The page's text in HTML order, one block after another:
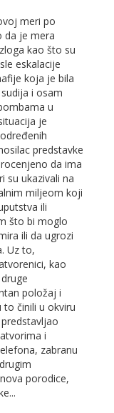
meri po
da je mera
kao što su
eskalacije
koja je bila
i osam
u
je
predstavke
da ima
su ukazivali na
miljeom koji
ili
što bi moglo
ili da ugrozi
Uz to,
kao
položaj i
činili u okviru
i
zabranu
porodice,